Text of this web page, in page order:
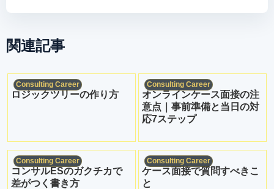
関連記事
Consulting Career
ロジックツリーの作り方
Consulting Career
オンラインケース面接の注
意点｜事前準備と当日の対
応7ステップ
Consulting Career
コンサルESのガクチカで
差がつく書き方
Consulting Career
ケース面接で質問すべきこ
と